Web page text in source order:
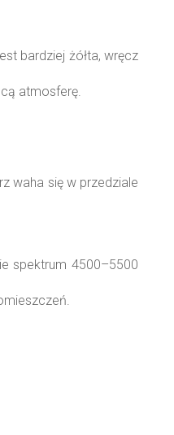
bardziej żółta, wręcz
atmosferę.
waha się w przedziale
spektrum 4500–5500